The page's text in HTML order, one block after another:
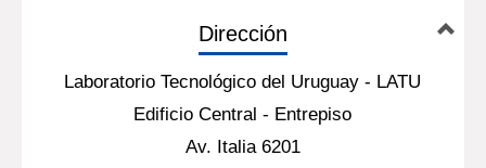
Dirección
Laboratorio Tecnológico del Uruguay - LATU
Edificio Central - Entrepiso
Av. Italia 6201